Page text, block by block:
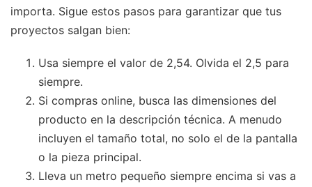
importa. Sigue estos pasos para garantizar que tus
proyectos salgan bien:
Usa siempre el valor de 2,54. Olvida el 2,5 para
siempre.
Si compras online, busca las dimensiones del
producto en la descripción técnica. A menudo
incluyen el tamaño total, no solo el de la pantalla
o la pieza principal.
Lleva un metro pequeño siempre encima si vas a